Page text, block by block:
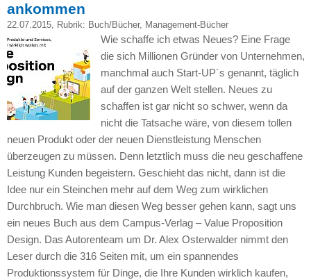
ankommen
22.07.2015, Rubrik: Buch/Bücher, Management-Bücher
Wie schaffe ich etwas Neues? Eine Frage
die sich Millionen Gründer von Unternehmen,
manchmal auch Start-UP´s genannt, täglich
auf der ganzen Welt stellen. Neues zu
schaffen ist gar nicht so schwer, wenn da
nicht die Tatsache wäre, von diesem tollen
neuen Produkt oder der neuen Dienstleistung Menschen
überzeugen zu müssen. Denn letztlich muss die neu geschaffene
Leistung Kunden begeistern. Geschieht das nicht, dann ist die
Idee nur ein Steinchen mehr auf dem Weg zum wirklichen
Durchbruch. Wie man diesen Weg besser gehen kann, sagt uns
ein neues Buch aus dem Campus-Verlag – Value Proposition
Design. Das Autorenteam um Dr. Alex Osterwalder nimmt den
Leser durch die 316 Seiten mit, um ein spannendes
Produktionssystem für Dinge, die Ihre Kunden wirklich kaufen,